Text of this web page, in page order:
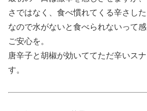
さではなく、食べ慣れてくる辛さした
なので水がないと食べられないって感
ご安心を。
唐辛子と胡椒が効いててただ辛いス
す。